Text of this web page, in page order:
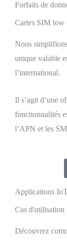
Forfaits de
Cartes SIM low
Nous
unique valable
l’international.
Il s’agit d’une
fonctionnalités
l’APN et les
Applications
Cas d'utilisation
Découvrez